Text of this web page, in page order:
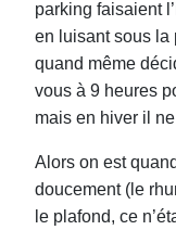
parking faisaient
en luisant sous la
quand même
vous à 9 heures
mais en hiver il
Alors on est
doucement (le
le plafond, ce